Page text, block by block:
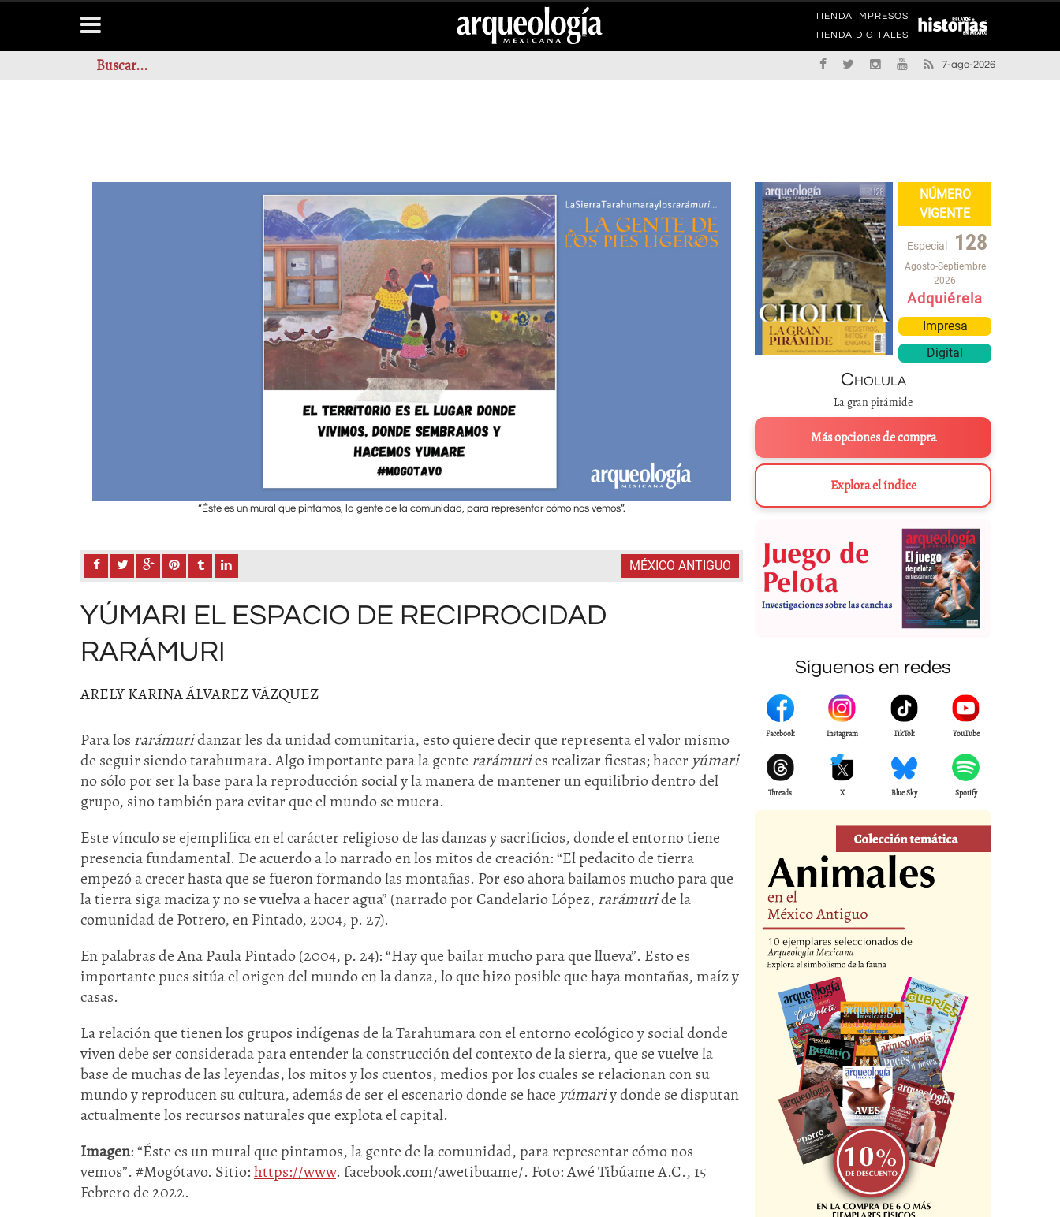
TIENDA IMPRESOS
TIENDA DIGITALES
7-ago-2026
“Éste es un mural que pintamos, la gente de la comunidad, para representar cómo nos vemos”. “Éste es un mural que pintamos, la gente de la
MÉXICO ANTIGUO
YÚMARI EL ESPACIO DE RECIPROCIDAD
RARÁMURI
ARELY KARINA ÁLVAREZ VÁZQUEZ
Para los rarámuridanzar les da unidad comunitaria, esto quiere decir que representa el valor mismo
de seguir siendo tarahumara. Algo importante para la gente rarámuries realizar fiestas; hacer yúmari
no sólo por ser la base para la reproducción social y la manera de mantener un equilibrio dentro del
grupo, sino también para evitar que el mundo se muera.
Este vínculo se ejemplifica en el carácter religioso de las danzas y sacrificios, donde el entorno tiene
presencia fundamental. De acuerdo a lo narrado en los mitos de creación: “El pedacito de tierra
empezó a crecer hasta que se fueron formando las montañas. Por eso ahora bailamos mucho para que
la tierra siga maciza y no se vuelva a hacer agua” (narrado por Candelario López, rarámuride la
comunidad de Potrero, en Pintado, 2004, p. 27).
En palabras de Ana Paula Pintado (2004, p. 24): “Hay que bailar mucho para que llueva”. Esto es
importante pues sitúa el origen del mundo en la danza, lo que hizo posible que haya montañas, maíz y
casas.
La relación que tienen los grupos indígenas de la Tarahumara con el entorno ecológico y social donde
viven debe ser considerada para entender la construcción del contexto de la sierra, que se vuelve la
base de muchas de las leyendas, los mitos y los cuentos, medios por los cuales se relacionan con su
mundo y reproducen su cultura, además de ser el escenario donde se hace yúmariy donde se disputan
actualmente los recursos naturales que explota el capital.
Imagen: “Éste es un mural que pintamos, la gente de la comunidad, para representar cómo nos
vemos”. #Mogótavo. Sitio:https://www. facebook.com/awetibuame/. Foto: Awé Tibúame A.C., 15
Febrero de 2022.
NÚMERO
VIGENTE
Especial 128
Agosto-Septiembre
2026
Adquiérela
Impresa
Digital
Cholula
La gran pirámide
Más opciones de compra
Explora el índice
Síguenos en redes
Facebook Instagram TikTok YouTube
Threads X Blue Sky Spotify